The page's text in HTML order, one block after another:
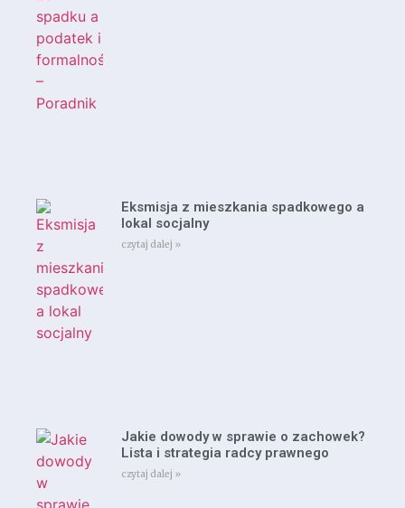
Eksmisja z mieszkania spadkowego a
lokal socjalny
czytaj dalej »
Jakie dowody w sprawie o zachowek?
Lista i strategia radcy prawnego
czytaj dalej »